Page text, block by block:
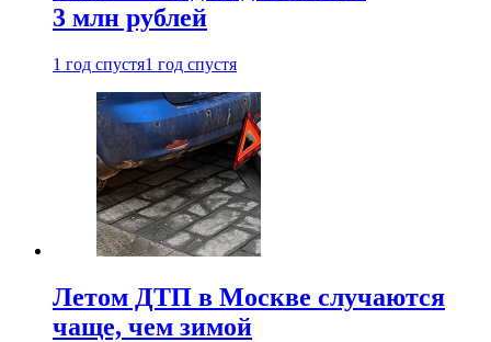
3 млн рублей
1 год спустя1 год спустя
Летом ДТП в Москве случаются
чаще, чем зимой